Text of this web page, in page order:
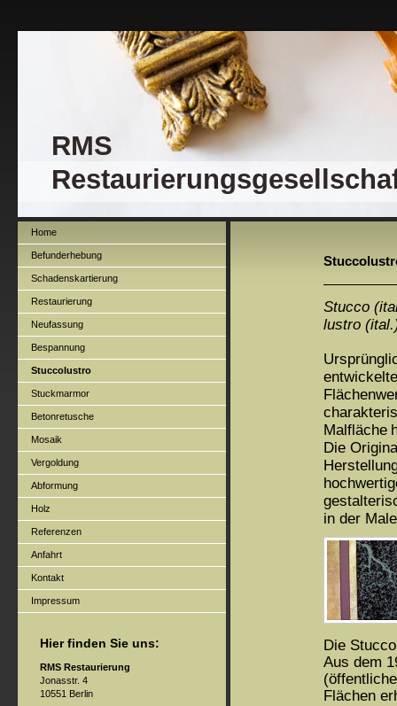
RMS
Home
Befunderhebung
Schadenskartierung
Restaurierung
Neufassung
Bespannung
Stuccolustro
Stuckmarmor
Betonretusche
Mosaik
Vergoldung
Abformung
Holz
Referenzen
Anfahrt
Kontakt
Impressum
Hier finden Sie uns:
RMS Restaurierung
Jonasstr. 4
10551 Berlin
Stucco
lustro
Flächen
Malfläche
Die
in der
Die
Aus dem
Flächen